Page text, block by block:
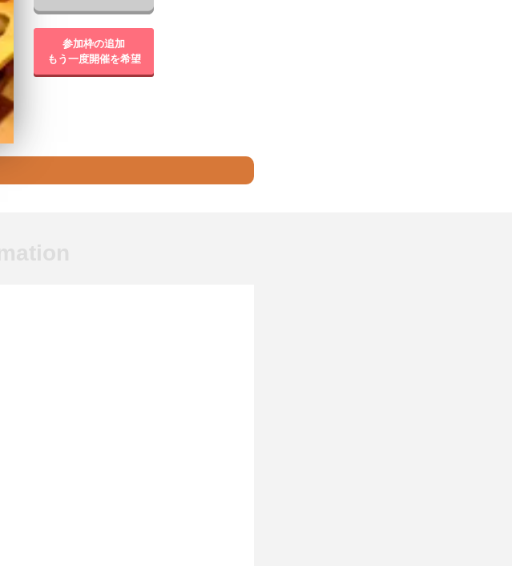
参加枠の追加
もう一度開催を希望